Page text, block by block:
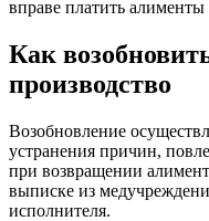
вправе платить
Как
производство
Возобновление
устранения причин,
при возвращении
выписке из
исполнителя.